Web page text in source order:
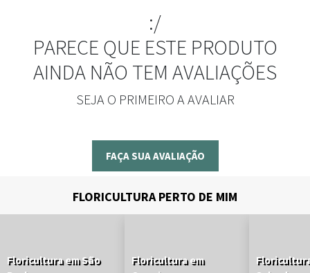
:/
PARECE QUE ESTE PRODUTO
AINDA NÃO TEM AVALIAÇÕES
SEJA O PRIMEIRO A AVALIAR
FAÇA SUA AVALIAÇÃO
FLORICULTURA PERTO DE MIM
Floricultura em São
Floricultura em